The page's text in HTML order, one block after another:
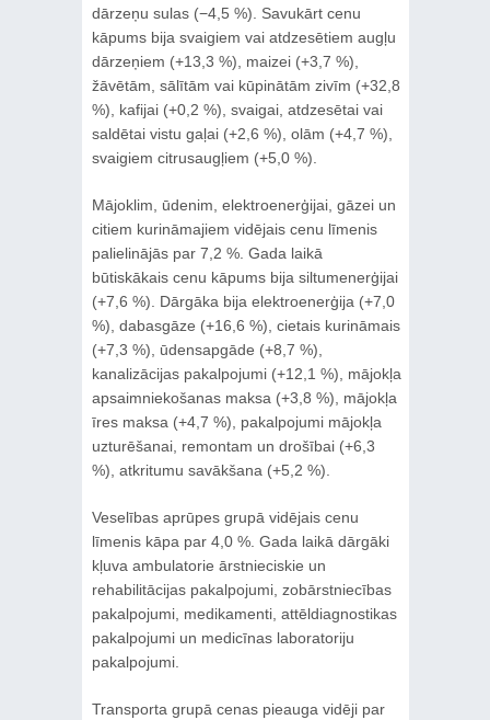
dārzeņu sulas (−4,5 %). Savukārt cenu
kāpums bija svaigiem vai atdzesētiem augļu
dārzeņiem (+13,3 %), maizei (+3,7 %),
žāvētām, sālītām vai kūpinātām zivīm (+32,8
%), kafijai (+0,2 %), svaigai, atdzesētai vai
saldētai vistu gaļai (+2,6 %), olām (+4,7 %),
svaigiem citrusaugļiem (+5,0 %).
Mājoklim, ūdenim, elektroenerģijai, gāzei un
citiem kurināmajiem vidējais cenu līmenis
palielinājās par 7,2 %. Gada laikā
būtiskākais cenu kāpums bija siltumenerģijai
(+7,6 %). Dārgāka bija elektroenerģija (+7,0
%), dabasgāze (+16,6 %), cietais kurināmais
(+7,3 %), ūdensapgāde (+8,7 %),
kanalizācijas pakalpojumi (+12,1 %), mājokļa
apsaimniekošanas maksa (+3,8 %), mājokļa
īres maksa (+4,7 %), pakalpojumi mājokļa
uzturēšanai, remontam un drošībai (+6,3
%), atkritumu savākšana (+5,2 %).
Veselības aprūpes grupā vidējais cenu
līmenis kāpa par 4,0 %. Gada laikā dārgāki
kļuva ambulatorie ārstnieciskie un
rehabilitācijas pakalpojumi, zobārstniecības
pakalpojumi, medikamenti, attēldiagnostikas
pakalpojumi un medicīnas laboratoriju
pakalpojumi.
Transporta grupā cenas pieauga vidēji par